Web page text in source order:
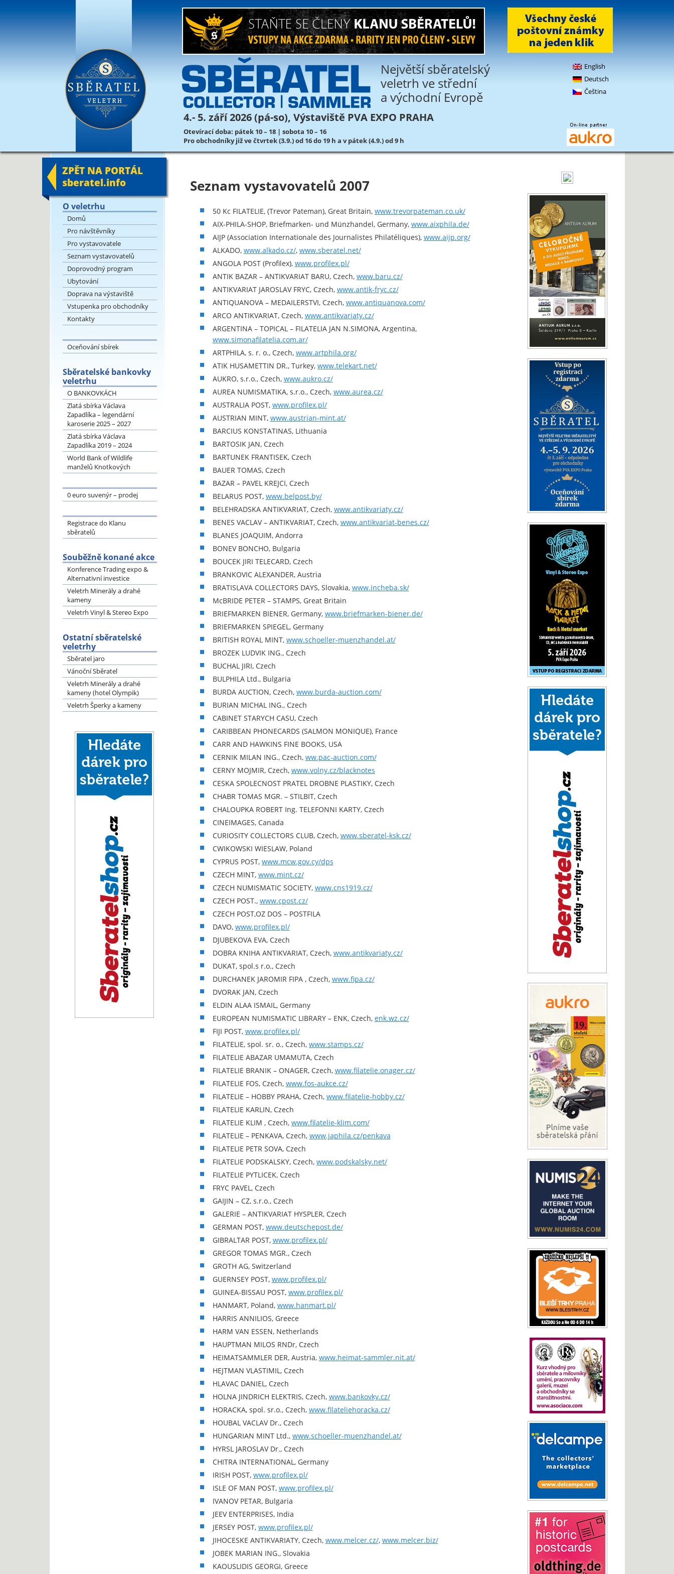
Největší sběratelský
veletrh ve střední
a východní Evropě
English
Deutsch
Čeština
4.- 5. září 2026 (pá-so), Výstaviště PVA EXPO PRAHA
Otevírací doba: pátek 10 – 18 | sobota 10 – 16
Pro obchodníky již ve čtvrtek (3.9.) od 16 do 19 h a v pátek (4.9.) od 9 h
ZPĚT NA PORTÁL
sberatel.info
O veletrhu
Domů
Pro návštěvníky
Pro vystavovatele
Seznam vystavovatelů
Doprovodný program
Ubytování
Doprava na výstaviště
Vstupenka pro obchodníky
Kontakty
Oceňování sbírek
Sběratelské bankovky
veletrhu
O BANKOVKÁCH
Zlatá sbírka Václava
Zapadlíka – legendární
karoserie 2025 – 2027
Zlatá sbírka Václava
Zapadlíka 2019 – 2024
World Bank of Wildlife
manželů Knotkových
0 euro suvenýr – prodej
Registrace do Klanu
sběratelů
Souběžně konané akce
Konference Trading expo &
Alternativní investice
Veletrh Minerály a drahé
kameny
Veletrh Vinyl & Stereo Expo
Ostatní sběratelské
veletrhy
Sběratel jaro
Vánoční Sběratel
Veletrh Minerály a drahé
kameny (hotel Olympik)
Veletrh Šperky a kameny
Seznam vystavovatelů 2007
50 Kc FILATELIE, (Trevor Pateman), Great Britain, www.trevorpateman.co.uk/
AIX-PHILA-SHOP, Briefmarken- und Münzhandel, Germany, www.aixphila.de/
AIJP (Association Internationale des Journalistes Philatéliques), www.aijp.org/
ALKADO, www.alkado.cz/, www.sberatel.net/
ANGOLA POST (Profilex), www.profilex.pl/
ANTIK BAZAR – ANTIKVARIAT BARU, Czech, www.baru.cz/
ANTIKVARIAT JAROSLAV FRYC, Czech, www.antik-fryc.cz/
ANTIQUANOVA – MEDAILERSTVI, Czech, www.antiquanova.com/
ARCO ANTIKVARIAT, Czech, www.antikvariaty.cz/
ARGENTINA – TOPICAL – FILATELIA JAN N.SIMONA, Argentina,
www.simonafilatelia.com.ar/
ARTPHILA, s. r. o., Czech, www.artphila.org/
ATIK HUSAMETTIN DR., Turkey, www.telekart.net/
AUKRO, s.r.o., Czech, www.aukro.cz/
AUREA NUMISMATIKA, s.r.o., Czech, www.aurea.cz/
AUSTRALIA POST, www.profilex.pl/
AUSTRIAN MINT, www.austrian-mint.at/
BARCIUS KONSTATINAS, Lithuania
BARTOSIK JAN, Czech
BARTUNEK FRANTISEK, Czech
BAUER TOMAS, Czech
BAZAR – PAVEL KREJCI, Czech
BELARUS POST, www.belpost.by/
BELEHRADSKA ANTIKVARIAT, Czech, www.antikvariaty.cz/
BENES VACLAV – ANTIKVARIAT, Czech, www.antikvariat-benes.cz/
BLANES JOAQUIM, Andorra
BONEV BONCHO, Bulgaria
BOUCEK JIRI TELECARD, Czech
BRANKOVIC ALEXANDER, Austria
BRATISLAVA COLLECTORS DAYS, Slovakia, www.incheba.sk/
McBRIDE PETER – STAMPS, Great Britain
BRIEFMARKEN BIENER, Germany, www.briefmarken-biener.de/
BRIEFMARKEN SPIEGEL, Germany
BRITISH ROYAL MINT, www.schoeller-muenzhandel.at/
BROZEK LUDVIK ING., Czech
BUCHAL JIRI, Czech
BULPHILA Ltd., Bulgaria
BURDA AUCTION, Czech, www.burda-auction.com/
BURIAN MICHAL ING., Czech
CABINET STARYCH CASU, Czech
CARIBBEAN PHONECARDS (SALMON MONIQUE), France
CARR AND HAWKINS FINE BOOKS, USA
CERNIK MILAN ING., Czech, ww.pac-auction.com/
CERNY MOJMIR, Czech, www.volny.cz/blacknotes
CESKA SPOLECNOST PRATEL DROBNE PLASTIKY, Czech
CHABR TOMAS MGR. – STILBIT, Czech
CHALOUPKA ROBERT Ing. TELEFONNI KARTY, Czech
CINEIMAGES, Canada
CURIOSITY COLLECTORS CLUB, Czech, www.sberatel-ksk.cz/
CWIKOWSKI WIESLAW, Poland
CYPRUS POST, www.mcw.gov.cy/dps
CZECH MINT, www.mint.cz/
CZECH NUMISMATIC SOCIETY, www.cns1919.cz/
CZECH POST., www.cpost.cz/
CZECH POST,OZ DOS – POSTFILA
DAVO, www.profilex.pl/
DJUBEKOVA EVA, Czech
DOBRA KNIHA ANTIKVARIAT, Czech, www.antikvariaty.cz/
DUKAT, spol.s r.o., Czech
DURCHANEK JAROMIR FIPA , Czech, www.fipa.cz/
DVORAK JAN, Czech
ELDIN ALAA ISMAIL, Germany
EUROPEAN NUMISMATIC LIBRARY – ENK, Czech, enk.wz.cz/
FIJI POST, www.profilex.pl/
FILATELIE, spol. sr. o., Czech, www.stamps.cz/
FILATELIE ABAZAR UMAMUTA, Czech
FILATELIE BRANIK – ONAGER, Czech, www.filatelie.onager.cz/
FILATELIE FOS, Czech, www.fos-aukce.cz/
FILATELIE – HOBBY PRAHA, Czech, www.filatelie-hobby.cz/
FILATELIE KARLIN, Czech
FILATELIE KLIM , Czech, www.filatelie-klim.com/
FILATELIE – PENKAVA, Czech, www.japhila.cz/penkava
FILATELIE PETR SOVA, Czech
FILATELIE PODSKALSKY, Czech, www.podskalsky.net/
FILATELIE PYTLICEK, Czech
FRYC PAVEL, Czech
GAIJIN – CZ, s.r.o., Czech
GALERIE – ANTIKVARIAT HYSPLER, Czech
GERMAN POST, www.deutschepost.de/
GIBRALTAR POST, www.profilex.pl/
GREGOR TOMAS MGR., Czech
GROTH AG, Switzerland
GUERNSEY POST, www.profilex.pl/
GUINEA-BISSAU POST, www.profilex.pl/
HANMART, Poland, www.hanmart.pl/
HARRIS ANNILIOS, Greece
HARM VAN ESSEN, Netherlands
HAUPTMAN MILOS RNDr, Czech
HEIMATSAMMLER DER, Austria, www.heimat-sammler.nit.at/
HEJTMAN VLASTIMIL, Czech
HLAVAC DANIEL, Czech
HOLNA JINDRICH ELEKTRIS, Czech, www.bankovky.cz/
HORACKA, spol. sr.o., Czech, www.filateliehoracka.cz/
HOUBAL VACLAV Dr., Czech
HUNGARIAN MINT Ltd., www.schoeller-muenzhandel.at/
HYRSL JAROSLAV Dr., Czech
CHITRA INTERNATIONAL, Germany
IRISH POST, www.profilex.pl/
ISLE OF MAN POST, www.profilex.pl/
IVANOV PETAR, Bulgaria
JEEV ENTERPRISES, India
JERSEY POST, www.profilex.pl/
JIHOCESKE ANTIKVARIATY, Czech, www.melcer.cz/, www.melcer.biz/
JOBEK MARIAN ING., Slovakia
KAOUSLIDIS GEORGI, Greece